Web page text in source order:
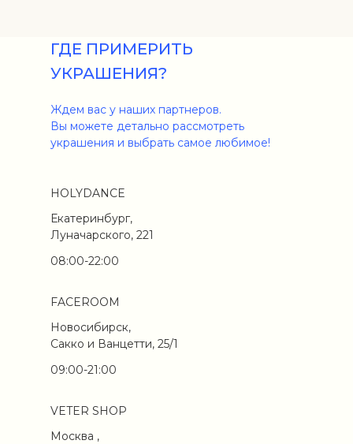
ГДЕ ПРИМЕРИТЬ
УКРАШЕНИЯ?
Екатеринбург,
Луначарского, 221
HOLYDANCE
08:00-22:00
Ждем вас у наших партнеров.
Вы можете детально рассмотреть
украшения и выбрать самое любимое!
FACEROOM
Новосибирск,
Сакко и Ванцетти, 25/1
09:00-21:00
VETER SHOP
Москва ,